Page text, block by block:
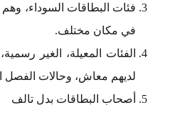
فئات البطاقات السوداء،
في مكان مختلف.
الفئات المعيلة، الغير
لديهم معاش، وحالات الفصل
أصحاب البطاقات بدل تالف